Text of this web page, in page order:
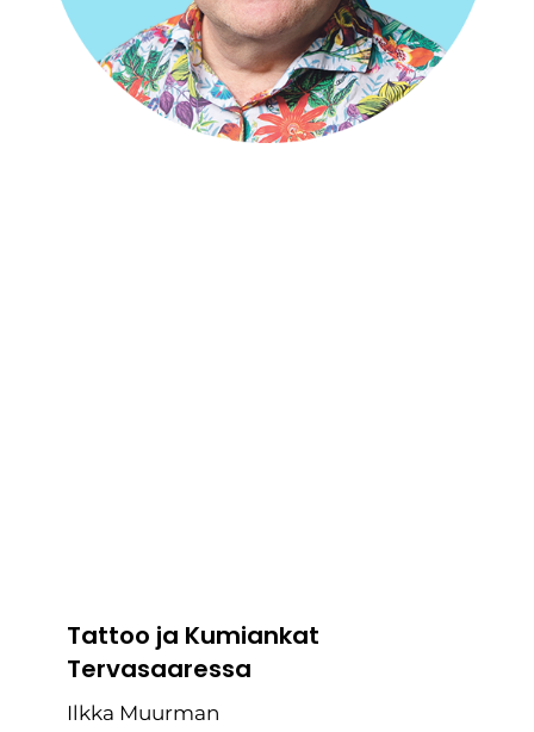
Tattoo ja Kumiankat
Tervasaaressa
Ilkka Muurman